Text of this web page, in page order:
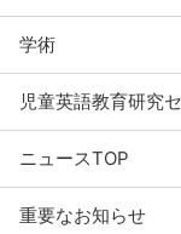
学術
児童英語教育研究
ニュースTOP
重要なお知らせ